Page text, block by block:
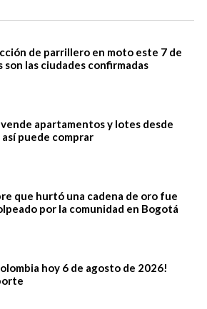
de parrillero en moto este 7 de
son las ciudades confirmadas
apartamentos y lotes desde
puede comprar
que hurtó una cadena de oro fue
por la comunidad en Bogotá
hoy 6 de agosto de 2026!